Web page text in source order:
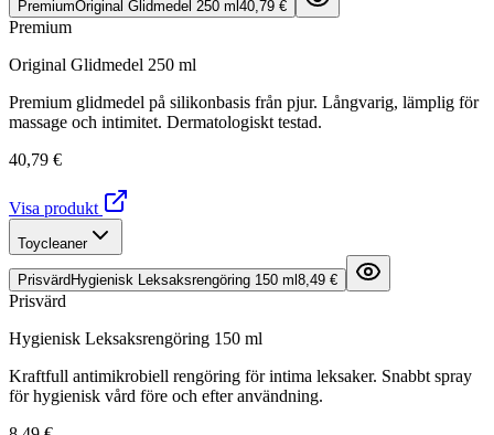
PremiumOriginal Glidmedel 250 ml 40,79 €
Premium
Original Glidmedel 250 ml
Premium glidmedel på silikonbasis från pjur. Långvarig, lämplig för
massage och intimitet. Dermatologiskt testad.
40,79 €
Visa produkt
Toycleaner
Prisvärd Hygienisk Leksaksrengöring 150 ml 8,49 €
Prisvärd
Hygienisk Leksaksrengöring 150 ml
Kraftfull antimikrobiell rengöring för intima leksaker. Snabbt spray
för hygienisk vård före och efter användning.